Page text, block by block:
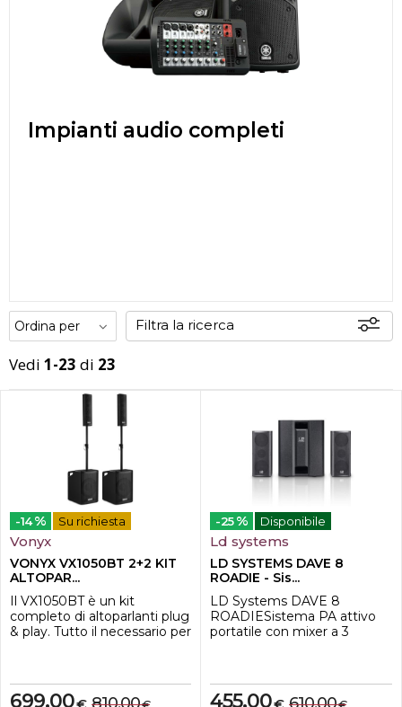
Impianti audio completi
Filtra la ricerca
Vedi 1-23 di 23
-14 % Su richiesta
Vonyx
VONYX VX1050BT 2+2 KIT
ALTOPAR...
Il VX1050BT è un kit
completo di altoparlanti plug
& play. Tutto il necessario per
subwoofer da 12" che ospita
699,00
-25 % Disponibile
Ld systems
LD SYSTEMS DAVE 8
ROADIE - Sis...
LD Systems DAVE 8
ROADIESistema PA attivo
portatile con mixer a 3
passiviUnità mixer a tre
455,00